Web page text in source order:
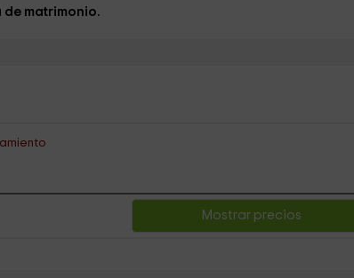
de matrimonio.
Mostrar precios